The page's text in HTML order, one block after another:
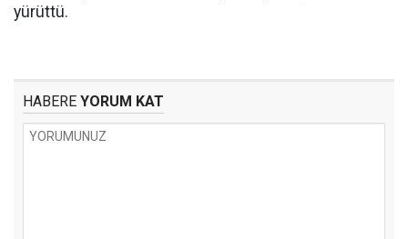
yürüttü.
HABERE YORUM KAT